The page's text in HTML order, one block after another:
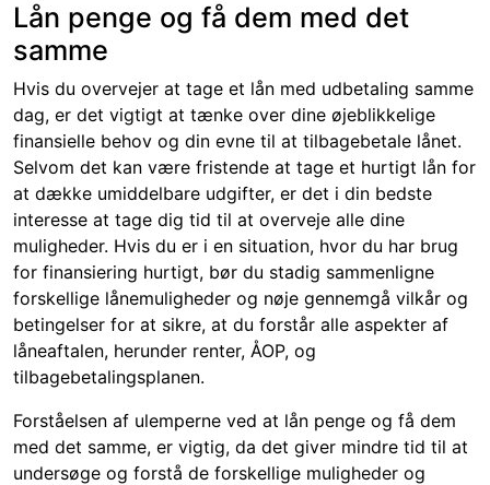
Lån penge og få dem med det
samme
Hvis du overvejer at tage et lån med udbetaling samme
dag, er det vigtigt at tænke over dine øjeblikkelige
finansielle behov og din evne til at tilbagebetale lånet.
Selvom det kan være fristende at tage et hurtigt lån for
at dække umiddelbare udgifter, er det i din bedste
interesse at tage dig tid til at overveje alle dine
muligheder. Hvis du er i en situation, hvor du har brug
for finansiering hurtigt, bør du stadig sammenligne
forskellige lånemuligheder og nøje gennemgå vilkår og
betingelser for at sikre, at du forstår alle aspekter af
låneaftalen, herunder renter, ÅOP, og
tilbagebetalingsplanen.
Forståelsen af ulemperne ved at lån penge og få dem
med det samme, er vigtig, da det giver mindre tid til at
undersøge og forstå de forskellige muligheder og